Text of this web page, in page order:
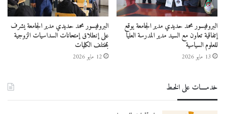
البروفيسور محمد حديدي مدير الجامعة يوقع
إتفاقية تعاون مع السيد مدير المدرسة العليا
للعلوم السياسية
13 مايو 2026
البروفيسور محمد حديدي مدير الجامعة يشرف
على إنطلاق إمتحانات السداسيات الزوجية
بمختلف الكليات
12 مايو 2026
خدمــــات على الخـط